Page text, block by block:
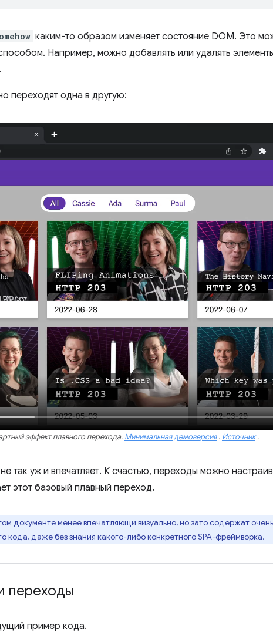
каким-то образом изменяет состояние DOM. Это
Например, можно добавлять или удалять
переходят одна в другую:
эффект плавного перехода. Минимальная демоверсия. Источник.
так уж и впечатляет. К счастью, переходы можно
этот базовый плавный переход.
документе менее впечатляющи визуально, но зато содержат
кода, даже без знания какого-либо конкретного SPA-фреймворка.
переходы
пример кода.